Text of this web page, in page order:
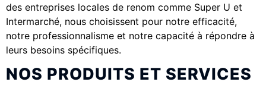
des entreprises locales de renom comme Super U et
Intermarché, nous choisissent pour notre efficacité,
notre professionnalisme et notre capacité à répondre à
leurs besoins spécifiques.
NOS PRODUITS ET SERVICES